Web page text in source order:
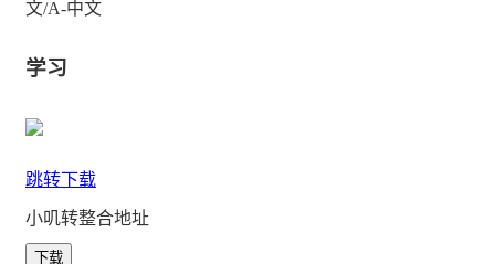
文/A-中文
学习
跳转下载
小叽转整合地址
下载